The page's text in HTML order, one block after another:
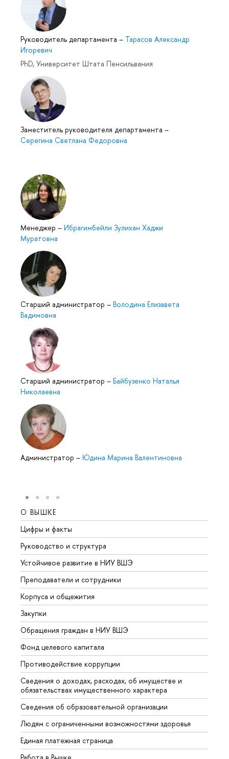
Руководитель департамента – Тарасов Александр
Игоревич
PhD, Университет Штата Пенсильвания
Заместитель руководителя департамента –
Серегина Светлана Федоровна
Менеджер – Ибрагимбейли Зулихан Хаджи
Муратовна
Старший администратор – Володина Елизавета
Вадимовна
Старший администратор – Байбузенко Наталья
Николаевна
Администратор – Юдина Марина Валентиновна
О ВЫШКЕ
Цифры и факты
Руководство и структура
Устойчивое развитие в НИУ ВШЭ
Преподаватели и сотрудники
Корпуса и общежития
Закупки
Обращения граждан в НИУ ВШЭ
Фонд целевого капитала
Противодействие коррупции
Сведения о доходах, расходах, об имуществе и
обязательствах имущественного характера
Сведения об образовательной организации
Людям с ограниченными возможностями здоровья
Единая платежная страница